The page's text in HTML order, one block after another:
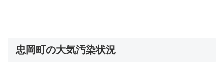
忠岡町の大気汚染状況